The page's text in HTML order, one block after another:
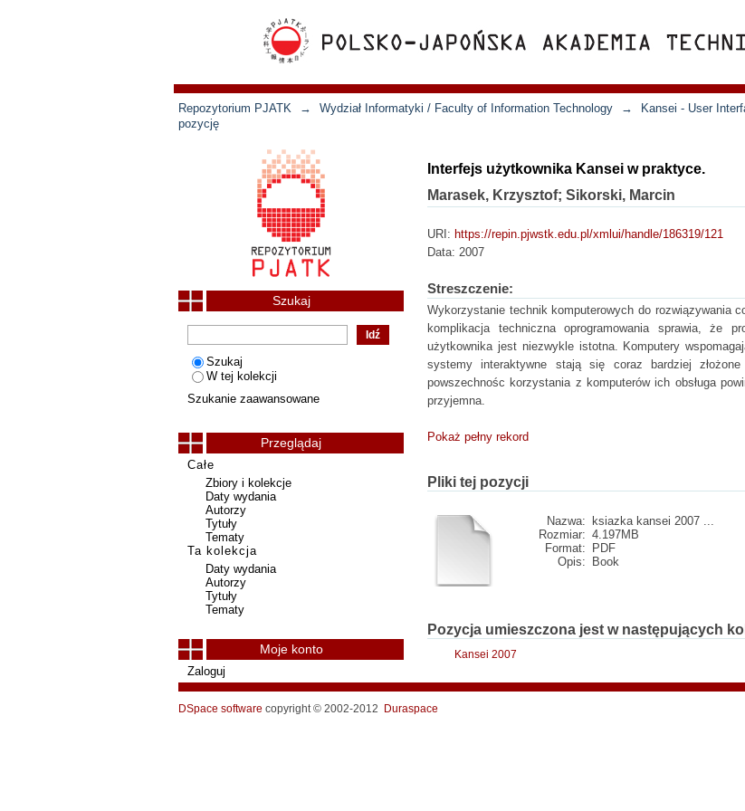
Repozytorium PJATK → Wydział Informatyki / Faculty of Information Technology → Kansei - User
pozycję
Interfejs użytkownika Kansei w praktyce.
Marasek, Krzysztof; Sikorski, Marcin
URI: https://repin.pjwstk.edu.pl/xmlui/handle/186319/121
Data: 2007
Streszczenie:
Wykorzystanie technik komputerowych do rozwiązywania
komplikacja techniczna oprogramowania sprawia, że
użytkownika jest niezwykle istotna. Komputery
systemy interaktywne stają się coraz bardziej
powszechnośc korzystania z komputerów ich obsługa
przyjemna.
Pokaż pełny rekord
Pliki tej pozycji
Nazwa:
ksiazka kansei 2007 ...
Rozmiar: 4.197MB
Format:
PDF
Opis:
Book
Pozycja umieszczona jest w następujących
Kansei 2007
Szukaj
Szukaj
W tej kolekcji
Szukanie zaawansowane
Przeglądaj
Całe
Zbiory i kolekcje
Daty wydania
Autorzy
Tytuły
Tematy
Ta kolekcja
Daty wydania
Autorzy
Tytuły
Tematy
Moje konto
Zaloguj
DSpace software copyright © 2002-2012 Duraspace